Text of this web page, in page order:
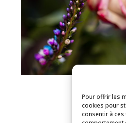
Pour offrir les
cookies pour
consentir à